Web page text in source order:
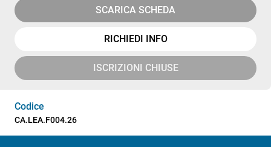
SCARICA SCHEDA
RICHIEDI INFO
ISCRIZIONI CHIUSE
Codice
CA.LEA.F004.26